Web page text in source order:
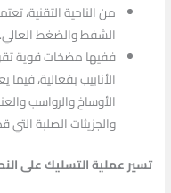
من الناحية التقنية،
الشفط والضغط العالي.
ففيها مضخات قوية
الأنابيب بفعالية،
الأوساخ والرواسب
والجزيئات الصلبة التي
تسير عملية التسليك على